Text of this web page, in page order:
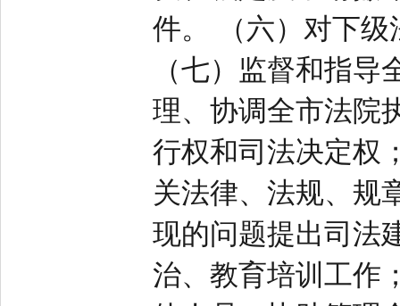
件。 （六）对下
（七）监督和指
理、协调全市法院
行权和司法决定权
关法律、法规、规
现的问题提出司法
治、教育培训工作